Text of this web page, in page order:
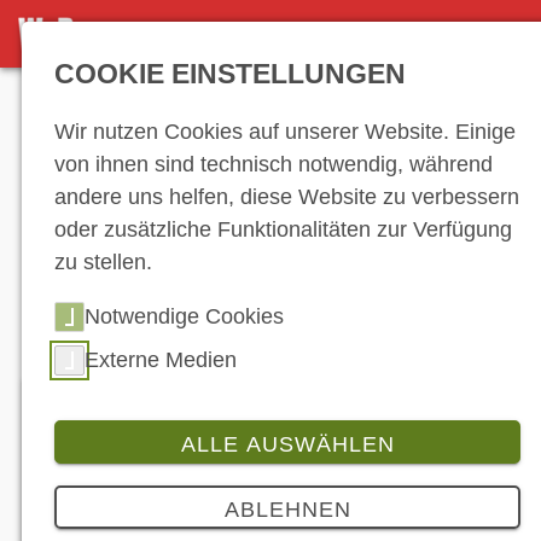
DETAILANSICHT
Hersteller-
Verzeichnis
Reifendepot Rduch OHG
COOKIE EINSTELLUNGEN
Wir nutzen Cookies auf unserer Website. Einige
von ihnen sind technisch notwendig, während
andere uns helfen, diese Website zu verbessern
oder zusätzliche Funktionalitäten zur Verfügung
zu stellen.
Notwendige Cookies
Externe Medien
ALLE AUSWÄHLEN
ABLEHNEN